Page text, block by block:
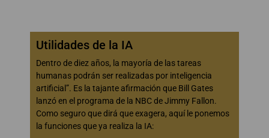
Utilidades de la IA
Dentro de diez años, la mayoría de las tareas
humanas podrán ser realizadas por inteligencia
artificial”. Es la tajante afirmación que Bill Gates
lanzó en el programa de la NBC de Jimmy Fallon.
Como seguro que dirá que exagera, aquí le ponemos
la funciones que ya realiza la IA: